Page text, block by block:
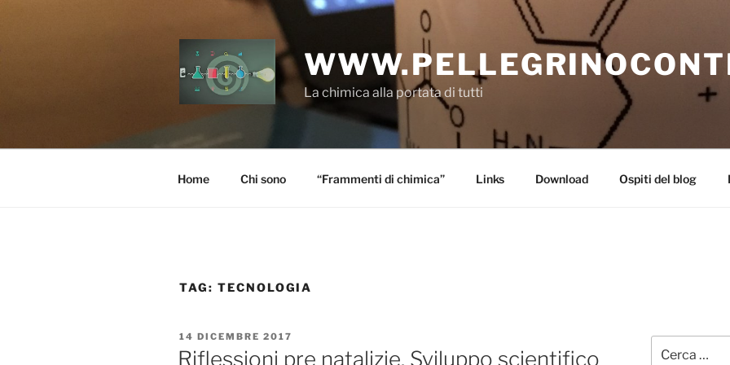
La chimica alla portata di tutti
Home Chi sono “Frammenti di chimica” Links Download Ospiti del blog
TAG: TECNOLOGIA
PUBBLICATO
IL
14 DICEMBRE 2017
Riflessioni pre natalizie. Sviluppo scientifico